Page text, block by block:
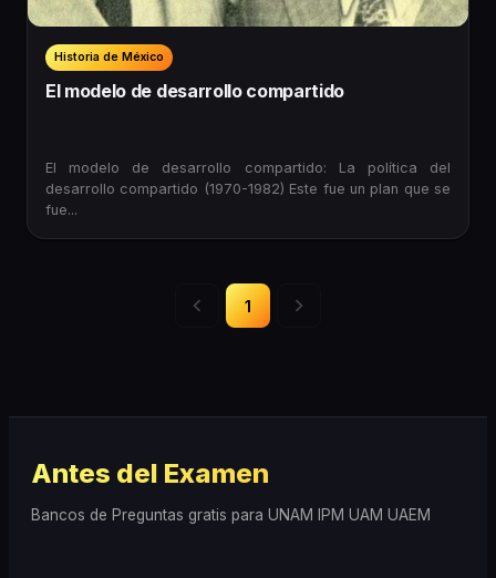
Historia de México
El modelo de desarrollo compartido
El modelo de desarrollo compartido: La política del
desarrollo compartido (1970-1982) Este fue un plan que se
fue...
1
Antes del Examen
Bancos de Preguntas gratis para UNAM IPM UAM UAEM